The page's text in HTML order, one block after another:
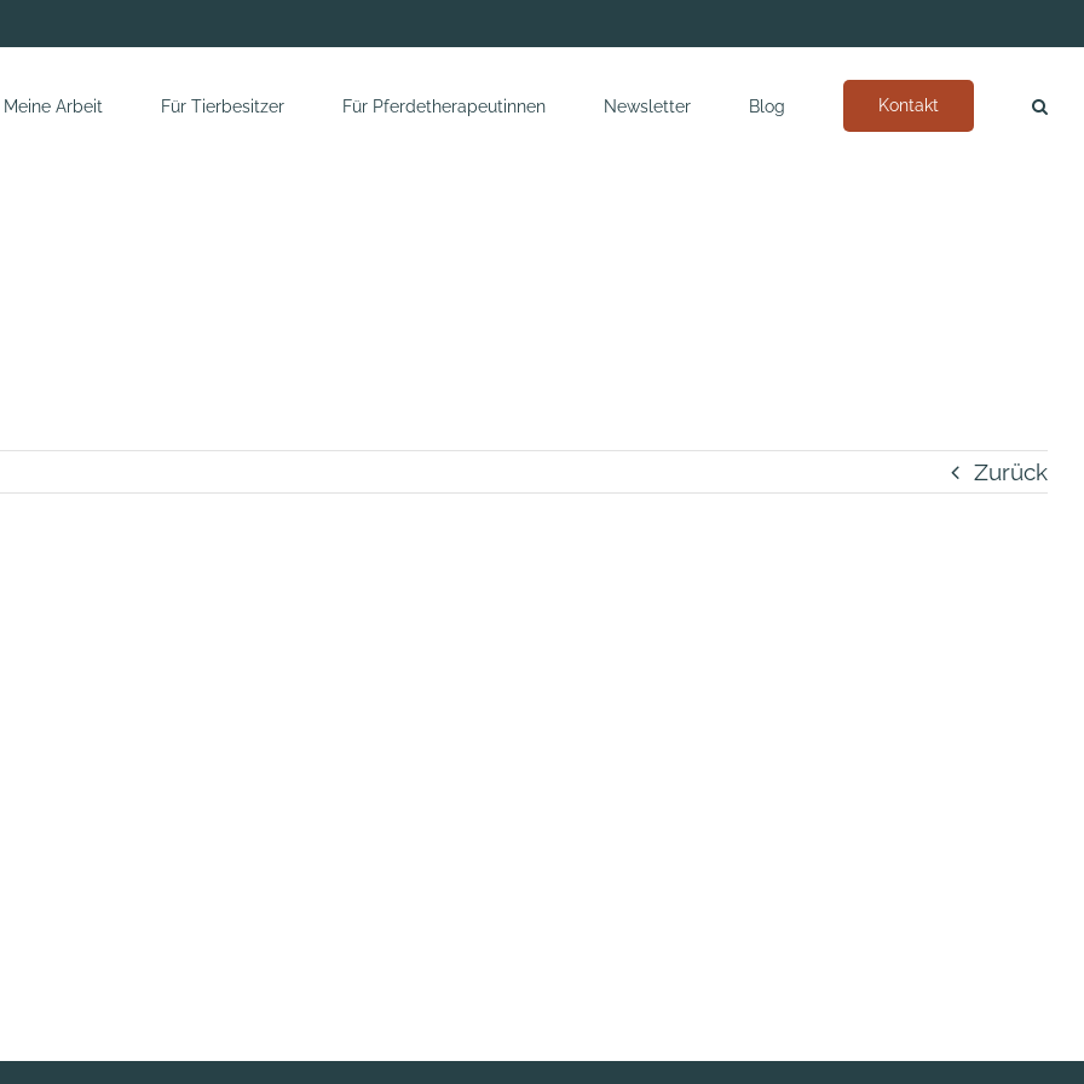
Meine Arbeit Für Tierbesitzer Für Pferdetherapeutinnen Newsletter Blog Kontakt
Zurück